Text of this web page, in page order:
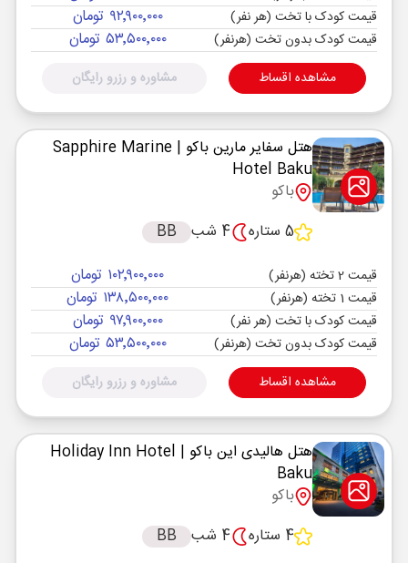
قیمت کودک با تخت (هر نفر) ۹۲٬۹۰۰٬۰۰۰ تومان
قیمت کودک بدون تخت (هرنفر) ۵۳٬۵۰۰٬۰۰۰ تومان
مشاهده اقساط مشاوره و رزرو رایگان
هتل سفایر مارین باکو
| Sapphire Marine
Hotel Baku
باکو
5 ستاره
4 شب BB
قیمت 2 تخته (هرنفر) ۱۰۲٬۹۰۰٬۰۰۰ تومان
قیمت 1 تخته (هرنفر) ۱۳۸٬۵۰۰٬۰۰۰ تومان
قیمت کودک با تخت (هر نفر) ۹۷٬۹۰۰٬۰۰۰ تومان
قیمت کودک بدون تخت (هرنفر) ۵۳٬۵۰۰٬۰۰۰ تومان
مشاهده اقساط مشاوره و رزرو رایگان
هتل هالیدی این باکو
| Holiday Inn Hotel
Baku
باکو
4 ستاره
4 شب BB